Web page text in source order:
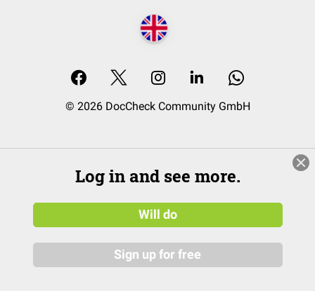
© 2026 DocCheck Community GmbH
Log in and see more.
Will do
Sign up for free